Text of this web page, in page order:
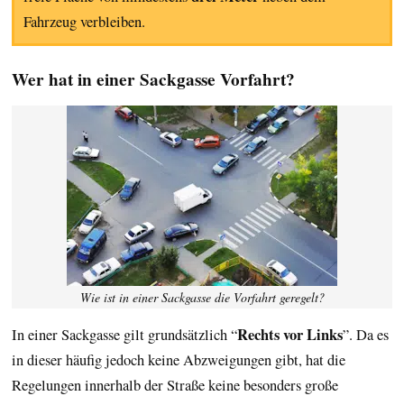
Fahrzeug verbleiben.
Wer hat in einer Sackgasse Vorfahrt?
Wie ist in einer Sackgasse die Vorfahrt geregelt?
In einer Sackgasse gilt grundsätzlich “Rechts vor Links”. Da es
in dieser häufig jedoch keine Abzweigungen gibt, hat die
Regelungen innerhalb der Straße keine besonders große